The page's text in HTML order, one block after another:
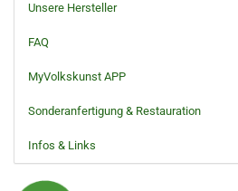
Unsere Hersteller
FAQ
MyVolkskunst APP
Sonderanfertigung & Restauration
Infos & Links